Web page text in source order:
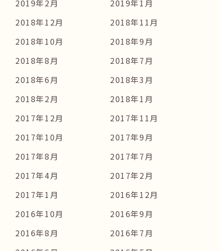
2019年2月
2019年1月
2018年12月
2018年11月
2018年10月
2018年9月
2018年8月
2018年7月
2018年6月
2018年3月
2018年2月
2018年1月
2017年12月
2017年11月
2017年10月
2017年9月
2017年8月
2017年7月
2017年4月
2017年2月
2017年1月
2016年12月
2016年10月
2016年9月
2016年8月
2016年7月